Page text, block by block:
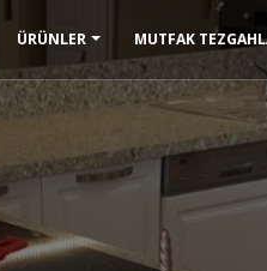
ÜRÜNLER MUTFAK